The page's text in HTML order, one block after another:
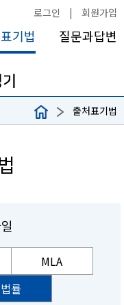
로그인 | 회원가입
기법 질문과답변
출처표기법
MLA
법률